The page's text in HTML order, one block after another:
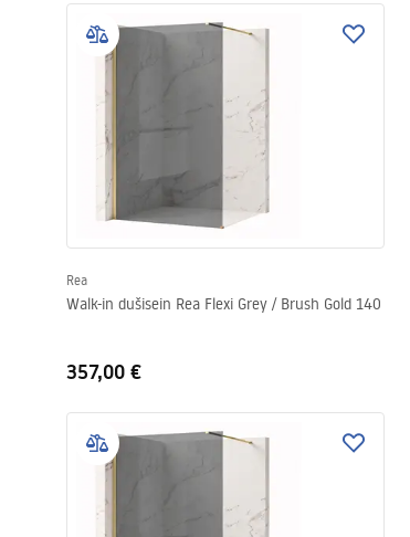
Rea
Walk-in dušisein Rea Flexi Grey / Brush Gold 140
357,00 €